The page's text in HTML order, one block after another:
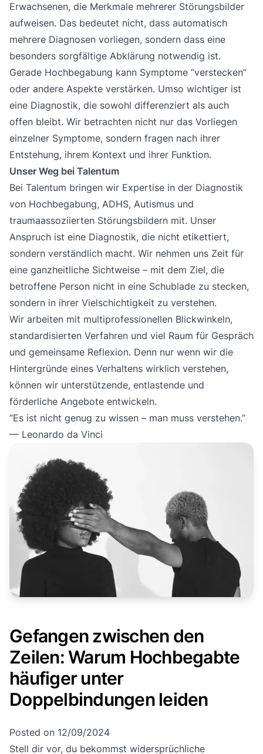
Erwachsenen, die Merkmale mehrerer Störungsbilder
aufweisen. Das bedeutet nicht, dass automatisch
mehrere Diagnosen vorliegen, sondern dass eine
besonders sorgfältige Abklärung notwendig ist.
Gerade Hochbegabung kann Symptome “verstecken”
oder andere Aspekte verstärken. Umso wichtiger ist
eine Diagnostik, die sowohl differenziert als auch
offen bleibt. Wir betrachten nicht nur das Vorliegen
einzelner Symptome, sondern fragen nach ihrer
Entstehung, ihrem Kontext und ihrer Funktion.
Unser Weg bei Talentum
Bei Talentum bringen wir Expertise in der Diagnostik
von Hochbegabung, ADHS, Autismus und
traumaassoziierten Störungsbildern mit. Unser
Anspruch ist eine Diagnostik, die nicht etikettiert,
sondern verständlich macht. Wir nehmen uns Zeit für
eine ganzheitliche Sichtweise – mit dem Ziel, die
betroffene Person nicht in eine Schublade zu stecken,
sondern in ihrer Vielschichtigkeit zu verstehen.
Wir arbeiten mit multiprofessionellen Blickwinkeln,
standardisierten Verfahren und viel Raum für Gespräch
und gemeinsame Reflexion. Denn nur wenn wir die
Hintergründe eines Verhaltens wirklich verstehen,
können wir unterstützende, entlastende und
förderliche Angebote entwickeln.
“Es ist nicht genug zu wissen – man muss verstehen.”
— Leonardo da Vinci
Gefangen zwischen den
Zeilen: Warum Hochbegabte
häufiger unter
Doppelbindungen leiden
Posted on 12/09/2024
Stell dir vor, du bekommst widersprüchliche